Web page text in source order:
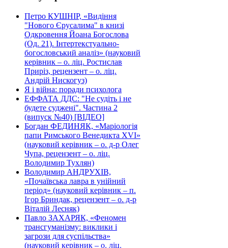
Петро КУШНІР, «Видіння
"Нового Єрусалима" в книзі
Одкровення Йоана Богослова
(Од. 21). Інтертекстуально-
богословський аналіз» (науковий
керівник – о. ліц. Ростислав
Приріз, рецензент – о. ліц.
Андрій Нискогуз)
Я і війна: поради психолога
ЕФФАТА ДДС: "Не судіть і не
будете суджені". Частина 2
(випуск №40) [ВІДЕО]
Богдан ФЕДИНЯК, «Маріологія
папи Римського Венедикта XVI»
(науковий керівник – о. д-р Олег
Чупа, рецензент – о. ліц.
Володимир Тухлян)
Володимир АНДРУХІВ,
«Почаївська лавра в унійний
період» (науковий керівник – п.
Ігор Бриндак, рецензент – о. д-р
Віталій Лесняк)
Павло ЗАХАРЯК, «Феномен
трансгуманізму: виклики і
загрози для суспільства»
(науковий керівник – о. ліц.